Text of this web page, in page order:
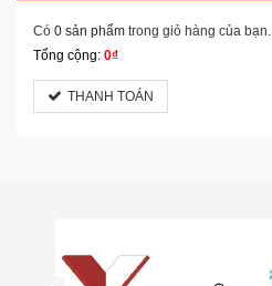
Có 0 sản phẩm trong giỏ hàng của bạn.
Tổng cộng: 0₫
THANH TOÁN